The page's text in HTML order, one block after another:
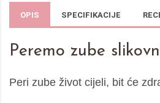
OPIS SPECIFIKACIJE
Peremo zube
Peri zube život cijeli, bit će